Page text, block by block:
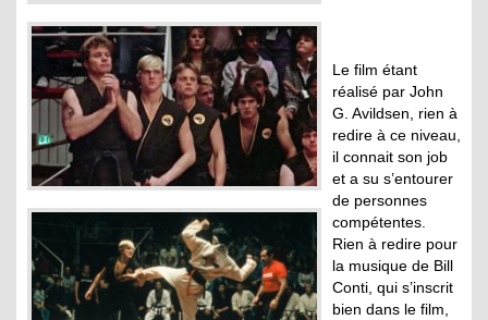
Le film étant
réalisé par John
G. Avildsen, rien à
redire à ce niveau,
il connait son job
et a su s’entourer
de personnes
compétentes.
Rien à redire pour
la musique de Bill
Conti, qui s’inscrit
bien dans le film,